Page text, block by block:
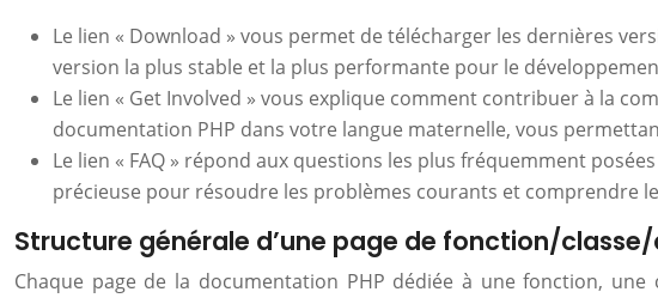
Le lien « Download » vous permet de télécharger les dernières
version la plus stable et la plus performante pour le
Le lien « Get Involved » vous explique comment contribuer à la
documentation PHP dans votre langue maternelle, vous
Le lien « FAQ » répond aux questions les plus fréquemment
précieuse pour résoudre les problèmes courants et comprendre
Structure générale d’une page de fonction/
Chaque page de la documentation PHP dédiée à une fonction,